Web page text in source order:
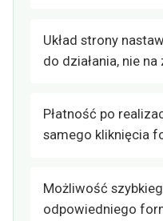
Układ strony
do działania, nie
Płatność po
samego kliknięcia
Możliwość
odpowiedniego